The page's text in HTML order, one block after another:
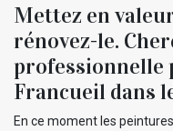
Mettez en
rénovez-le.
professionnelle
Francueil dans
En ce moment les